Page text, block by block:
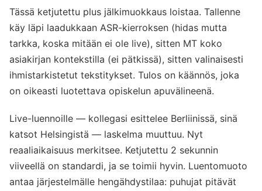
Tässä ketjutettu plus jälkimuokkaus loistaa. Tallenne
käy läpi laadukkaan ASR-kierroksen (hidas mutta
tarkka, koska mitään ei ole live), sitten MT koko
asiakirjan kontekstilla (ei pätkissä), sitten valinaisesti
ihmistarkistetut tekstitykset. Tulos on käännös, joka
on oikeasti luotettava opiskelun apuvälineenä.
Live-luennoille — kollegasi esittelee Berliinissä, sinä
katsot Helsingistä — laskelma muuttuu. Nyt
reaaliaikaisuus merkitsee. Ketjutettu 2 sekunnin
viiveellä on standardi, ja se toimii hyvin. Luentomuoto
antaa järjestelmälle hengähdystilaa: puhujat pitävät